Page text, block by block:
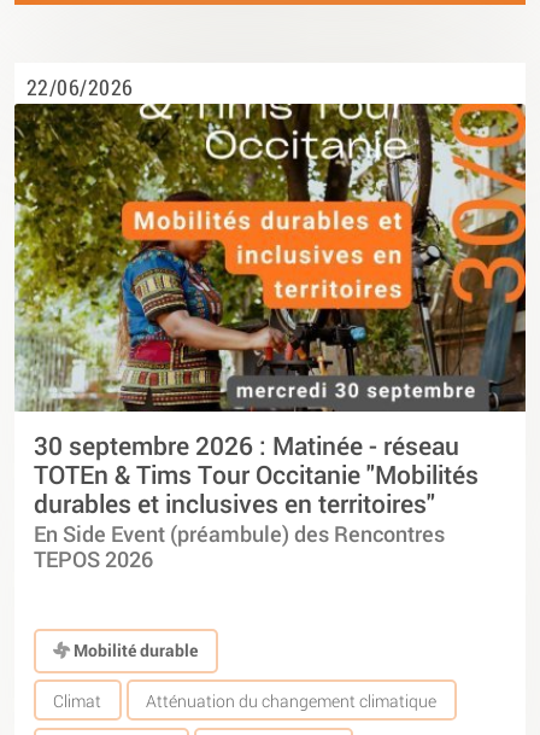
22/06/2026
30 septembre 2026 : Matinée - réseau
TOTEn & Tims Tour Occitanie "Mobilités
durables et inclusives en territoires"
En Side Event (préambule) des Rencontres
TEPOS 2026
Mobilité durable
Climat Atténuation du changement climatique